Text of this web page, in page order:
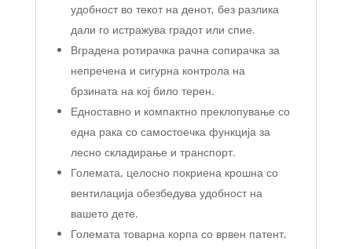
удобност во текот на денот, без разлика
дали го истражува градот или спие.
Вградена ротирачка рачна сопирачка за
непречена и сигурна контрола на
брзината на кој било терен.
Едноставно и компактно преклопување со
една рака со самостоечка функција за
лесно складирање и транспорт.
Големата, целосно покриена крошна со
вентилација обезбедува удобност на
вашето дете.
Големата товарна корпа со врвен патент,